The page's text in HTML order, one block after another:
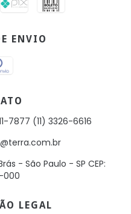
ENVIO
7877 (11) 3326-6616
- São Paulo - SP CEP:
000
LEGAL